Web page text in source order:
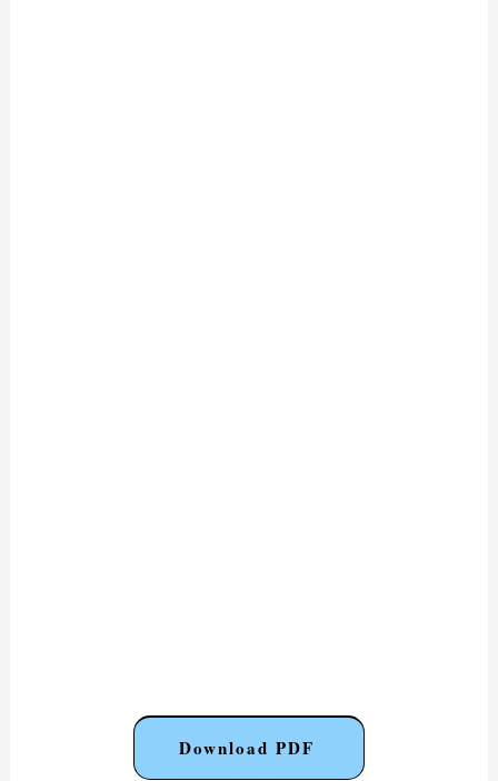
Download PDF